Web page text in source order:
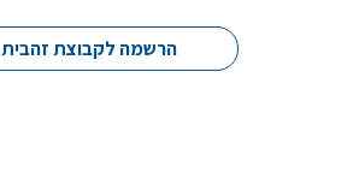
הרשמה לקבוצת זהבית